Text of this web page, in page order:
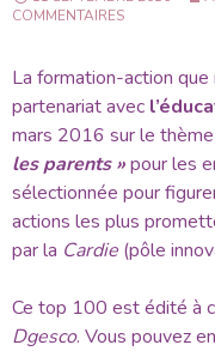
COMMENTAIRES
La formation-action que
partenariat avec
mars 2016 sur le thème
les parents »pour les
sélectionnée pour
actions les plus
par la Cardie (pôle
Ce top 100 est édité à
Dgesco. Vous pouvez